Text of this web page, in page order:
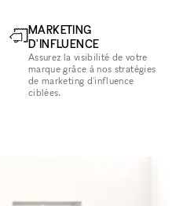
MARKETING
D'INFLUENCE
Assurez la visibilité de votre
marque grâce à nos stratégies
de marketing d'influence
ciblées.